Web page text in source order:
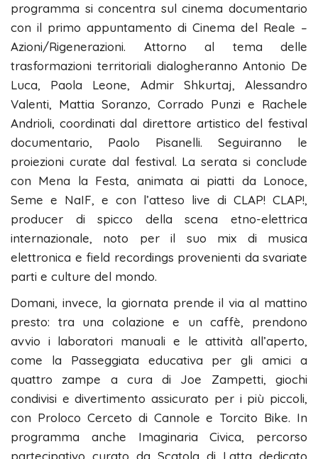
programma si concentra sul cinema documentario
con il primo appuntamento di Cinema del Reale –
Azioni/Rigenerazioni. Attorno al tema delle
trasformazioni territoriali dialogheranno Antonio De
Luca, Paola Leone, Admir Shkurtaj, Alessandro
Valenti, Mattia Soranzo, Corrado Punzi e Rachele
Andrioli, coordinati dal direttore artistico del festival
documentario, Paolo Pisanelli. Seguiranno le
proiezioni curate dal festival. La serata si conclude
con Mena la Festa, animata ai piatti da Lonoce,
Seme e NaIF, e con l’atteso live di CLAP! CLAP!,
producer di spicco della scena etno-elettrica
internazionale, noto per il suo mix di musica
elettronica e field recordings provenienti da svariate
parti e culture del mondo.
Domani, invece, la giornata prende il via al mattino
presto: tra una colazione e un caffè, prendono
avvio i laboratori manuali e le attività all’aperto,
come la Passeggiata educativa per gli amici a
quattro zampe a cura di Joe Zampetti, giochi
condivisi e divertimento assicurato per i più piccoli,
con Proloco Cerceto di Cannole e Torcito Bike. In
programma anche Imaginaria Civica, percorso
partecipativo curato da Scatola di Latta dedicato